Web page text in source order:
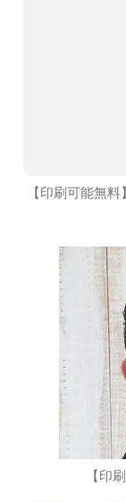
【印刷可能無
【印